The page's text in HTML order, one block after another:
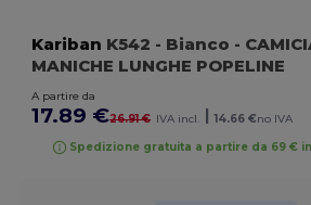
Kariban K542 - Bianco -
MANICHE LUNGHE POPELINE
A partire da
17.89 €26.91 € IVA incl. | 14.66 €no IVA
Spedizione gratuita a partire da 69 €